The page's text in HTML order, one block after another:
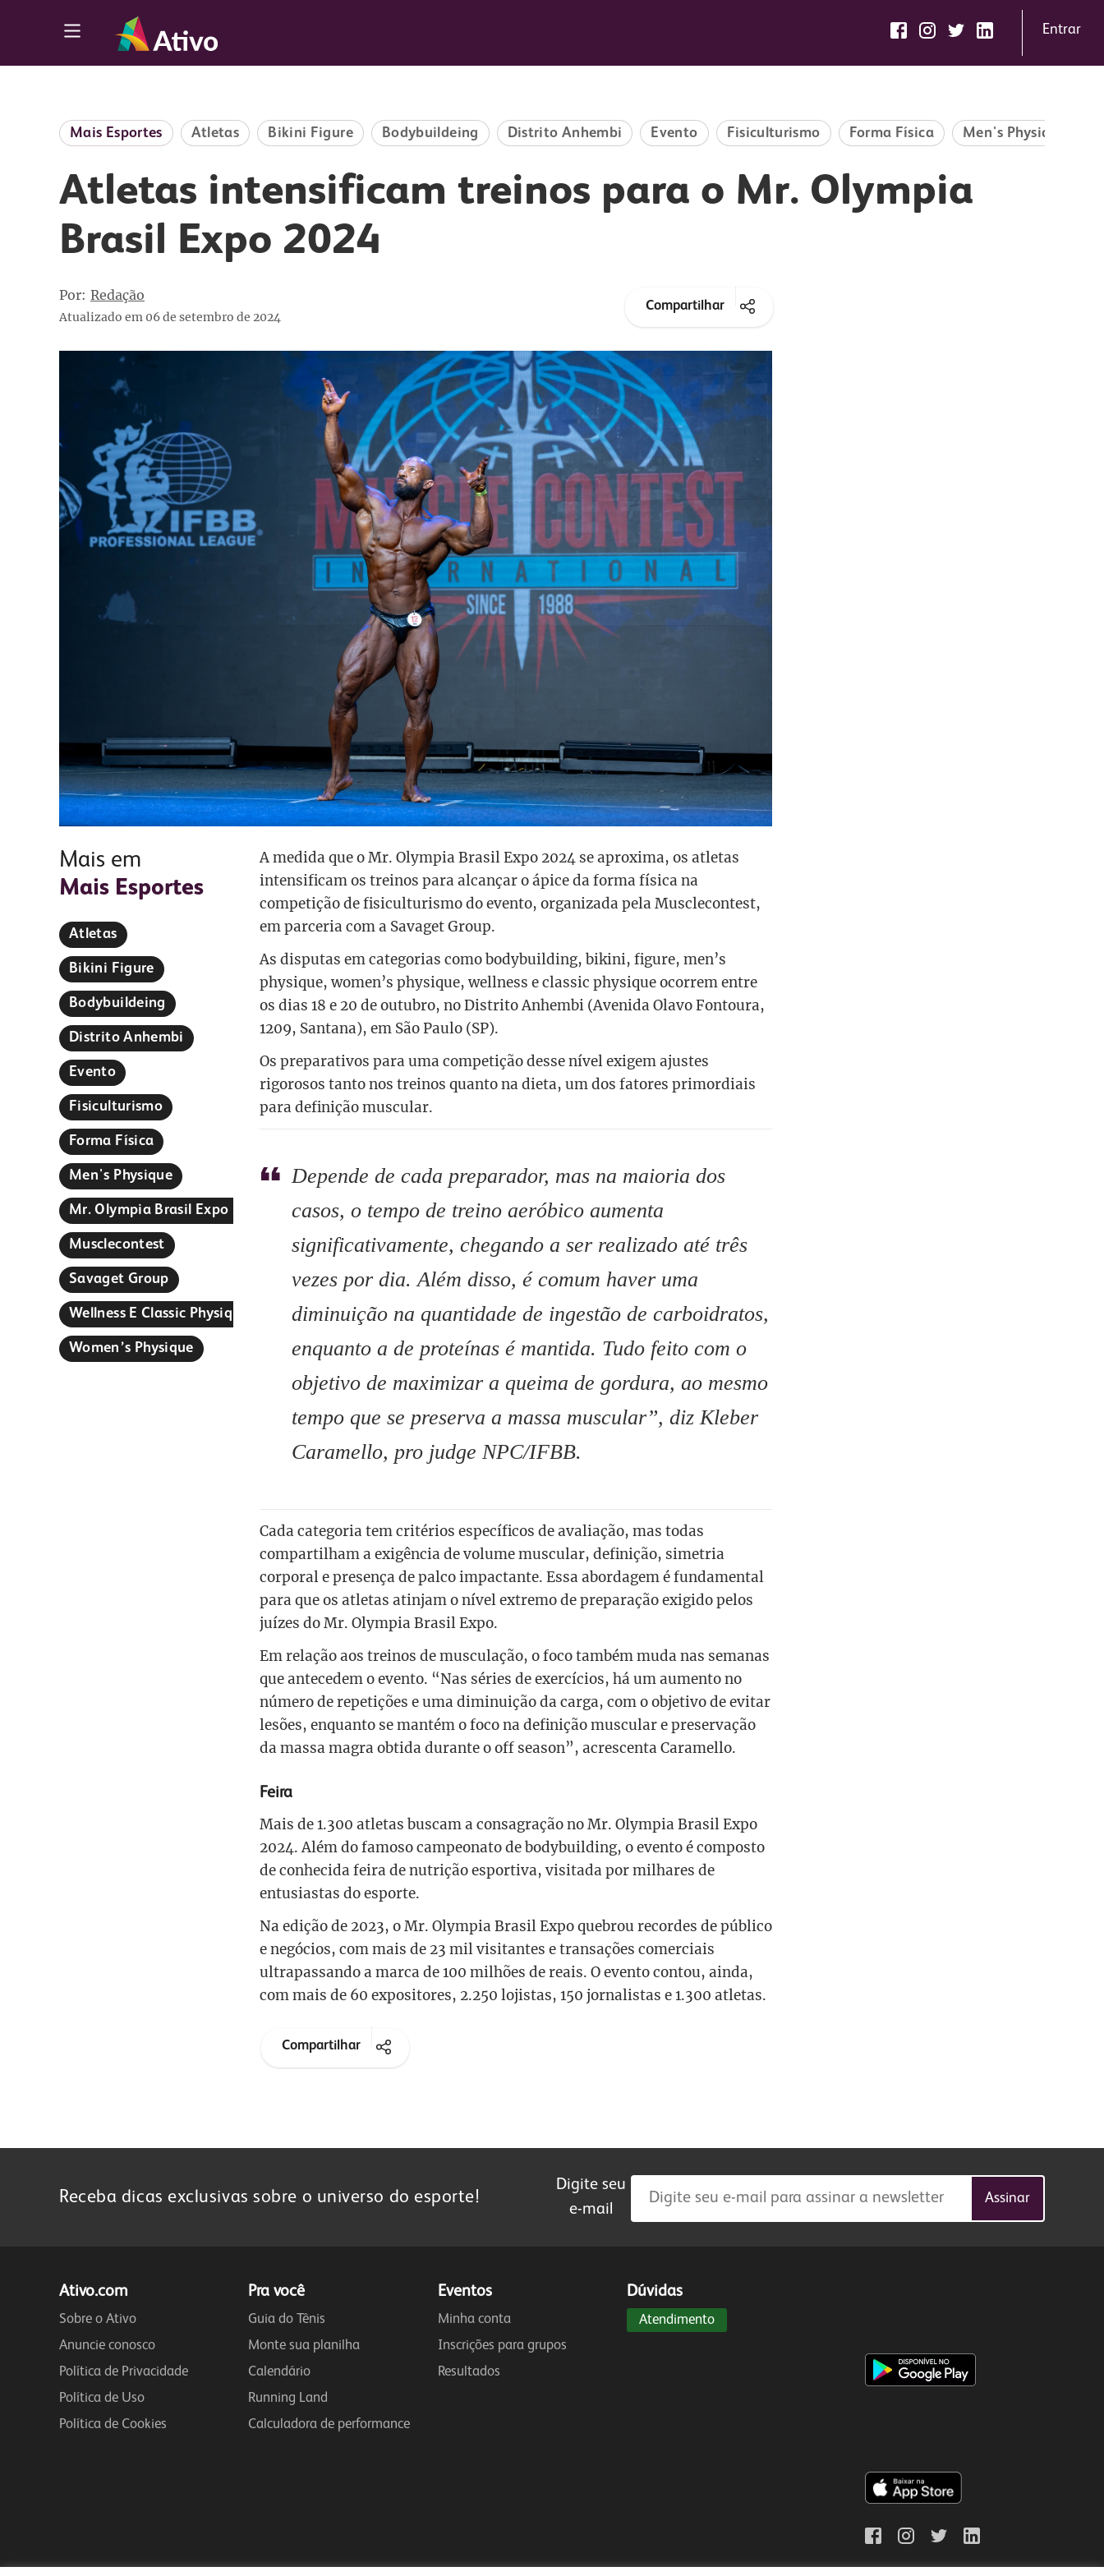
Entrar
Mais Esportes Atletas Bikini Figure Bodybuildeing Distrito Anhembi Evento Fisiculturismo Forma Física Men's Physique
Atletas intensificam treinos para o Mr. Olympia
Brasil Expo 2024
Por: Redação
Atualizado em 06 de setembro de 2024
Compartilhar
Mais em
Mais Esportes
Atletas
Bikini Figure
Bodybuildeing
Distrito Anhembi
Evento
Fisiculturismo
Forma Física
Men's Physique
Mr. Olympia Brasil Expo 2024
Musclecontest
Savaget Group
Wellness E Classic Physique
Women’s Physique
A medida que o Mr. Olympia Brasil Expo 2024 se aproxima, os atletas
intensificam os treinos para alcançar o ápice da forma física na
competição de fisiculturismo do evento, organizada pela Musclecontest,
em parceria com a Savaget Group.
As disputas em categorias como bodybuilding, bikini, figure, men’s
physique, women’s physique, wellness e classic physique ocorrem entre
os dias 18 e 20 de outubro, no Distrito Anhembi (Avenida Olavo Fontoura,
1209, Santana), em São Paulo (SP).
Os preparativos para uma competição desse nível exigem ajustes
rigorosos tanto nos treinos quanto na dieta, um dos fatores primordiais
para definição muscular.
Depende de cada preparador, mas na maioria dos
casos, o tempo de treino aeróbico aumenta
significativamente, chegando a ser realizado até três
vezes por dia. Além disso, é comum haver uma
diminuição na quantidade de ingestão de carboidratos,
enquanto a de proteínas é mantida. Tudo feito com o
objetivo de maximizar a queima de gordura, ao mesmo
tempo que se preserva a massa muscular”, diz Kleber
Caramello, pro judge NPC/IFBB.
Cada categoria tem critérios específicos de avaliação, mas todas
compartilham a exigência de volume muscular, definição, simetria
corporal e presença de palco impactante. Essa abordagem é fundamental
para que os atletas atinjam o nível extremo de preparação exigido pelos
juízes do Mr. Olympia Brasil Expo.
Em relação aos treinos de musculação, o foco também muda nas semanas
que antecedem o evento. “Nas séries de exercícios, há um aumento no
número de repetições e uma diminuição da carga, com o objetivo de evitar
lesões, enquanto se mantém o foco na definição muscular e preservação
da massa magra obtida durante o off season”, acrescenta Caramello.
Feira
Mais de 1.300 atletas buscam a consagração no Mr. Olympia Brasil Expo
2024.Além do famoso campeonato de bodybuilding, o evento é composto
de conhecida feira de nutrição esportiva, visitada por milhares de
entusiastas do esporte.
Na edição de 2023, o Mr. Olympia Brasil Expo quebrou recordes de público
e negócios, com mais de 23 mil visitantes e transações comerciais
ultrapassando a marca de 100 milhões de reais. O evento contou, ainda,
com mais de 60 expositores, 2.250 lojistas, 150 jornalistas e 1.300 atletas.
Compartilhar
Receba dicas exclusivas sobre o universo do esporte!
Digite seu
e-mail
Ativo.com
Sobre o Ativo
Anuncie conosco
Política de Privacidade
Política de Uso
Política de Cookies
Pra você
Guia do Tênis
Monte sua planilha
Calendário
Running Land
Calculadora de performance
Eventos
Minha conta
Inscrições para grupos
Resultados
Dúvidas
Atendimento